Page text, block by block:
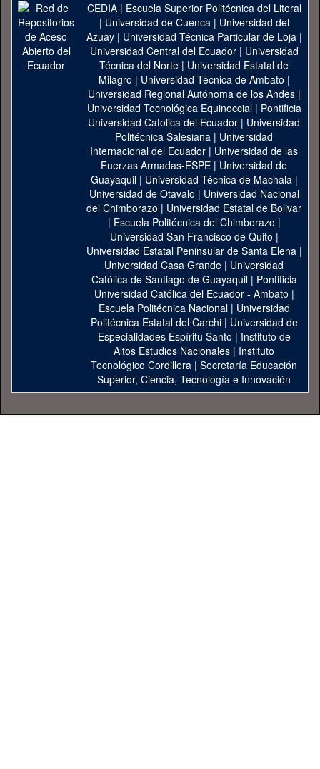
CEDIA| Escuela Superior Politécnica del Litoral
| Universidad de Cuenca| Universidad del
Azuay| Universidad Técnica Particular de Loja|
Universidad Central del Ecuador| Universidad
Técnica del Norte | Universidad Estatal de
Milagro | Universidad Técnica de Ambato |
Universidad Regional Autónoma de los Andes|
Universidad Tecnológica Equinoccial| Pontificia
Universidad Catolica del Ecuador | Universidad
Politécnica Salesiana | Universidad
Internacional del Ecuador | Universidad de las
Fuerzas Armadas-ESPE | Universidad de
Guayaquil| Universidad Técnica de Machala|
Universidad de Otavalo | Universidad Nacional
del Chimborazo | Universidad Estatal de Bolivar
| Escuela Politécnica del Chimborazo |
Universidad San Francisco de Quito |
Universidad Estatal Peninsular de Santa Elena|
Universidad Casa Grande | Universidad
Católica de Santiago de Guayaquil| Pontificia
Universidad Católica del Ecuador - Ambato |
Escuela Politécnica Nacional| Universidad
Politécnica Estatal del Carchi| Universidad de
Especialidades Espíritu Santo | Instituto de
Altos Estudios Nacionales | Instituto
Tecnológico Cordillera | Secretaría Educación
Superior, Ciencia, Tecnología e Innovación